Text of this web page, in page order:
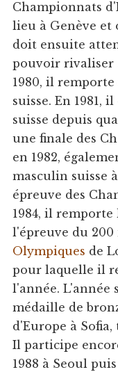
Championnats
lieu à Genève et
doit ensuite
pouvoir rivaliser
1980, il
suisse. En 1981,
suisse depuis
une finale des
en 1982,
masculin suisse
épreuve des
1984, il
l'épreuve du 200
Olympiques de
pour laquelle il
l'année. L'année
médaille de
d'Europe à
Il participe
1988 à Seoul